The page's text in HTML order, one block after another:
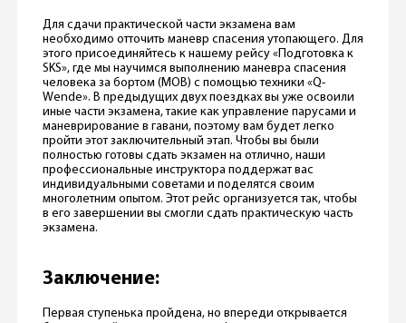
Для сдачи практической части экзамена вам
необходимо отточить маневр спасения утопающего. Для
этого присоединяйтесь к нашему рейсу «Подготовка к
SKS», где мы научимся выполнению маневра спасения
человека за бортом (MOB) с помощью техники «Q-
Wende». В предыдущих двух поездках вы уже освоили
иные части экзамена, такие как управление парусами и
маневрирование в гавани, поэтому вам будет легко
пройти этот заключительный этап. Чтобы вы были
полностью готовы сдать экзамен на отлично, наши
профессиональные инструктора поддержат вас
индивидуальными советами и поделятся своим
многолетним опытом. Этот рейс организуется так, чтобы
в его завершении вы смогли сдать практическую часть
экзамена.
Заключение:
Первая ступенька пройдена, но впереди открывается